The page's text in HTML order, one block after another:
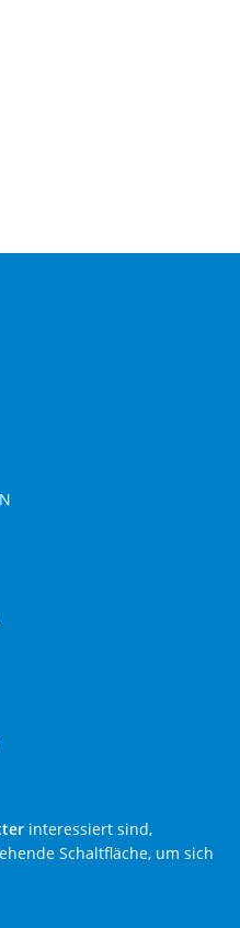
interessiert sind,
Schaltfläche, um sich